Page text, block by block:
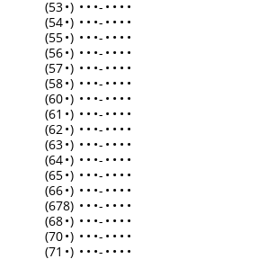
(53•) • • •- • • • •
(54•) • • •- • • • •
(55•) • • •- • • • •
(56•) • • •- • • • •
(57•) • • •- • • • •
(58•) • • •- • • • •
(60•) • • •- • • • •
(61 •) • • •- • • • •
(62•) • • •- • • • •
(63•) • • •- • • • •
(64•) • • •- • • • •
(65•) • • •- • • • •
(66•) • • •- • • • •
(678) • • •- • • • •
(68•) • • •- • • • •
(70•) • • •- • • • •
(71 •) • • •- • • • •